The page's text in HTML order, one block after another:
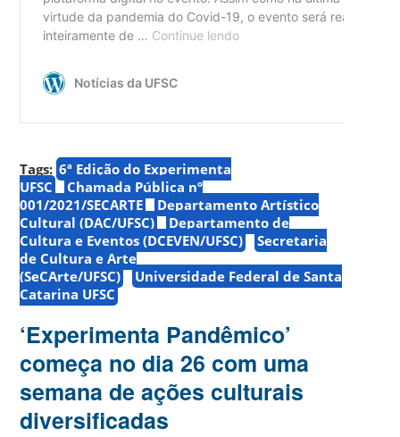
Tags: 6ª Edição do Experimenta
UFSC
Chamada Pública nº
001/2021/SECARTE
Departamento Artístico
Cultural (DAC/UFSC)
Departamento de
Cultura e Eventos (DCEVEN/UFSC)
Secretaria
de Cultura e Arte
(SeCArte/UFSC)
Universidade Federal de Santa
Catarina UFSC
‘Experimenta Pandêmico’
começa no dia 26 com uma
semana de ações culturais
diversificadas